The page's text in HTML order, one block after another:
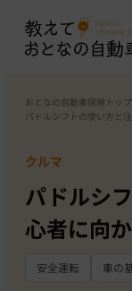
おとなの自動車保険トップ
パドルシフトの使い方と
クルマ
パドルシ
心者に向
安全運転 車の